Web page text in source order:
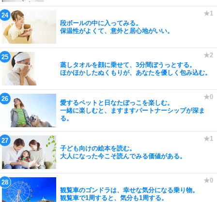
段ボールの中に入ってみる。
保温性がよくて、意外と居心地がいい。
蒸しタオルを顔に乗せて、3分間ぼうっとする。
ほかほかしたぬくもりが、あなたを優しく包み込む。
愛するペットと日なたぼっこを楽しむ。
一緒に楽しむと、ますますパートナーシップが深ま
る。
子ども向けの絵本を読む。
大人になった今こそ読んでみる価値がある。
観覧車のゴンドラは、幸せな気分になる乗り物。
観覧車で1周すると、気分も1周する。